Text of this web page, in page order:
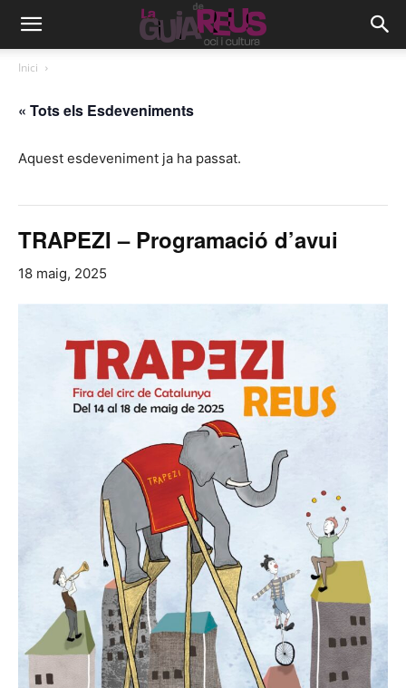
Inici
« Tots els Esdeveniments
Aquest esdeveniment ja ha passat.
TRAPEZI – Programació d’avui
18 maig, 2025